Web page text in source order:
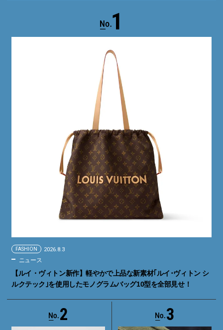
1
FASHION 2026.8.3
ニュース
【ルイ・ヴィトン新作】軽やかで上品な新素材｢ルイ･ヴィトン シ
ルクテック｣を使用したモノグラムバッグ10型を全部見せ！
2 3